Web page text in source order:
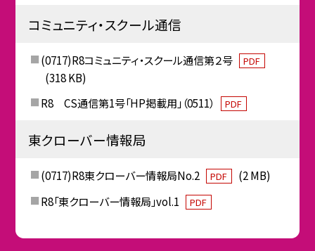
コミュニティ・スクール通信
(0717)R8コミュニティ・スクール通信第２号 PDF
(318 KB)
R8 CS通信第1号「HP掲載用」（0511）
PDF
東クローバー情報局
(0717)R8東クローバー情報局No.2 PDF
(2 MB)
R8「東クローバー情報局」vol.1
PDF